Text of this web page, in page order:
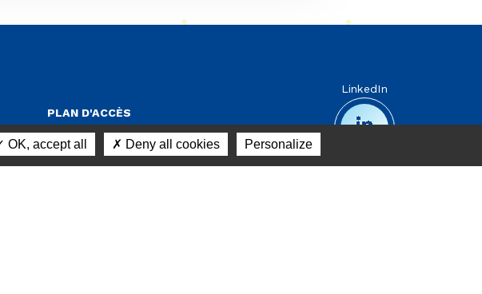
PLAN D'ACCÈS
MENTIONS LÉGALES, POLITIQUE
CONFIDENTIALITÉ
LinkedIn
OK, accept all Deny all cookies Personalize